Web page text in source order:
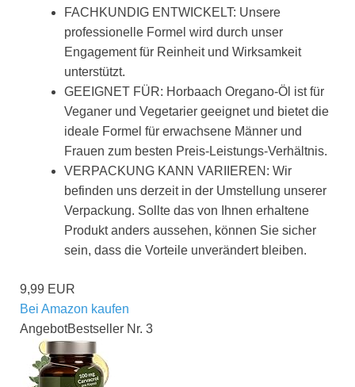
FACHKUNDIG ENTWICKELT: Unsere
professionelle Formel wird durch unser
Engagement für Reinheit und Wirksamkeit
unterstützt.
GEEIGNET FÜR: Horbaach Oregano-Öl ist für
Veganer und Vegetarier geeignet und bietet die
ideale Formel für erwachsene Männer und
Frauen zum besten Preis-Leistungs-Verhältnis.
VERPACKUNG KANN VARIIEREN: Wir
befinden uns derzeit in der Umstellung unserer
Verpackung. Sollte das von Ihnen erhaltene
Produkt anders aussehen, können Sie sicher
sein, dass die Vorteile unverändert bleiben.
9,99 EUR
Bei Amazon kaufen
AngebotBestseller Nr. 3